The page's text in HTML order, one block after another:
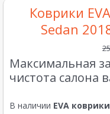
Коврики
Sedan
Максимальная
чистота салона
В наличии EVA коврики